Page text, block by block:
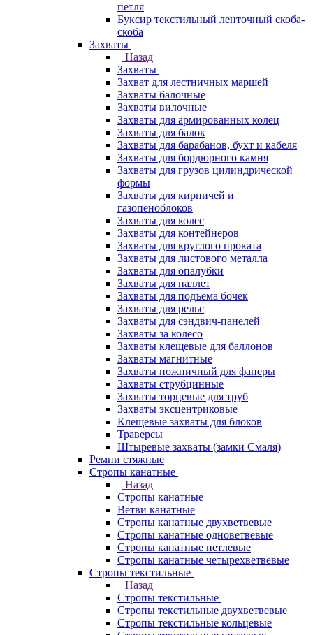
петля
Буксир текстильный ленточный скоба-
скоба
Захваты
Назад
Захваты
Захват для лестничных маршей
Захваты балочные
Захваты вилочные
Захваты для армированных колец
Захваты для балок
Захваты для барабанов, бухт и кабеля
Захваты для бордюрного камня
Захваты для грузов цилиндрической
формы
Захваты для кирпичей и
газопеноблоков
Захваты для колес
Захваты для контейнеров
Захваты для круглого проката
Захваты для листового металла
Захваты для опалубки
Захваты для паллет
Захваты для подъема бочек
Захваты для рельс
Захваты для сэндвич-панелей
Захваты за колесо
Захваты клещевые для баллонов
Захваты магнитные
Захваты ножничный для фанеры
Захваты струбцинные
Захваты торцевые для труб
Захваты эксцентриковые
Клещевые захваты для блоков
Траверсы
Штыревые захваты (замки Смаля)
Ремни стяжные
Стропы канатные
Назад
Стропы канатные
Ветви канатные
Стропы канатные двухветвевые
Стропы канатные одноветвевые
Стропы канатные петлевые
Стропы канатные четырехветвевые
Стропы текстильные
Назад
Стропы текстильные
Стропы текстильные двухветвевые
Стропы текстильные кольцевые